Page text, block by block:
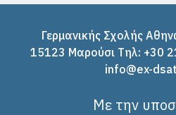
Γερμανικής Σχολής
15123 Μαρούσι Tηλ: +30
info@ex-
Με την